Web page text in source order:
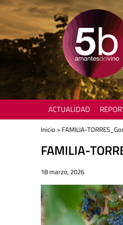
ACTUALIDAD
Inicio > FAMILIA-
FAMILIA-
18 marzo, 2026